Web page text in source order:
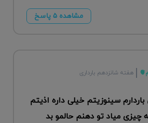
مشاهده ۵ پاسخ
هفته شانزدهم بارداری
سینوزیتم خیلی داره اذیتم
میاد تو دهنم حالمو بد